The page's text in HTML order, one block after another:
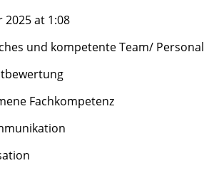
2025 at 1:08
und kompetente Team/ Personal
Fachkompetenz